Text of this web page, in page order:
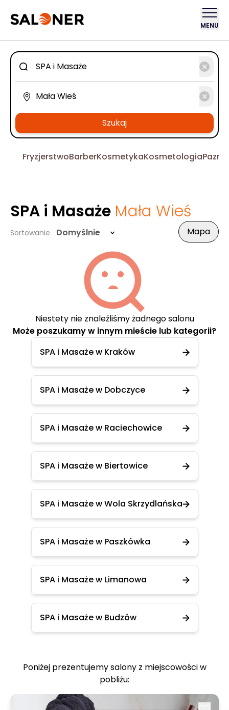
MENU
Szukaj
FryzjerstwoBarberKosmetykaKosmetologia
SPA i Masaże Mała Wieś
Sortowanie Domyślnie Mapa
Niestety nie znaleźliśmy żadnego salonu
Może poszukamy w innym mieście lub kategorii?
SPA i Masaże w Kraków
SPA i Masaże w Dobczyce
SPA i Masaże w Raciechowice
SPA i Masaże w Biertowice
SPA i Masaże w Wola Skrzydlańska
SPA i Masaże w Paszkówka
SPA i Masaże w Limanowa
SPA i Masaże w Budzów
Poniżej prezentujemy salony z miejscowości w
pobliżu: